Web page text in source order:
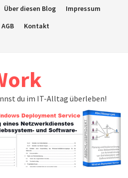
Über diesen Blog
Impressum
AGB
Kontakt
du im IT-Alltag überleben!